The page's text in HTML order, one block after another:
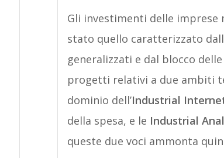
Gli investimenti delle imprese
stato quello caratterizzato
generalizzati e dal blocco
progetti relativi a due ambiti
dominio dell’Industrial
della spesa, e le Industrial
queste due voci ammonta